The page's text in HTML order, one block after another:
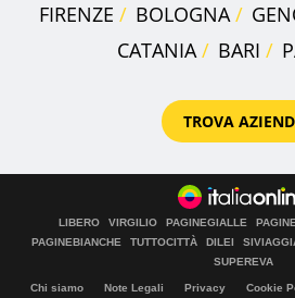
FIRENZE
BOLOGNA
CATANIA
BARI
TROVA
LIBERO VIRGILIO PAGINEGIALLE
PAGINEBIANCHE
TUTTOCITTÀ DILEI
SUPEREVA
Chi siamo Note Legali Privacy Cookie